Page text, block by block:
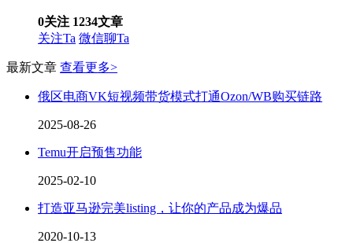
0关注 1234文章
关注Ta 微信聊Ta
最新文章 查看更多>
俄区电商VK短视频带货模式打通Ozon/WB购买链路
2025-08-26
Temu开启预售功能
2025-02-10
打造亚马逊完美listing，让你的产品成为爆品
2020-10-13